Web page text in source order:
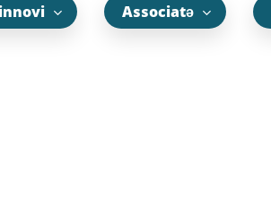
Associatə